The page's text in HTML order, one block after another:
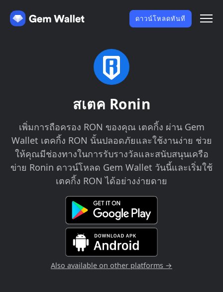
ดาวน์โหลดทันที
สเตค Ronin
เพิ่มการถือครอง RON ของคุณ เตคกิ้ง ผ่าน Gem
Wallet เตคกิ้ง RON นั้นปลอดภัยและใช้งานง่าย ช่วย
ให้คุณมีช่องทางในการรับรางวัลและสนับสนุนเครือ
ข่าย Ronin ดาวน์โหลด Gem Wallet วันนี้และเริ่มใช้
เตคกิ้ง RON ได้อย่างง่ายดาย
Also available on other platforms →